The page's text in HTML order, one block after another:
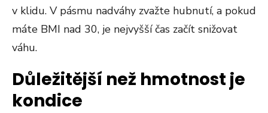
v klidu. V pásmu nadváhy zvažte hubnutí, a pokud
máte BMI nad 30, je nejvyšší čas začít snižovat
váhu.
Důležitější než hmotnost je
kondice